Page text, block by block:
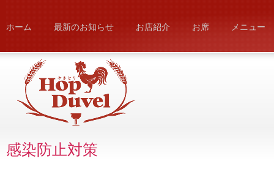
ホーム 最新のお知らせ お店紹介 お席 メニュー
感染防止対策